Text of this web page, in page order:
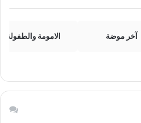
آخر موضة الامومة والطفولة